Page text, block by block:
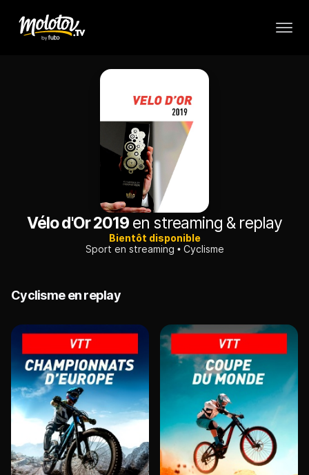
Vélo d'Or 2019 en streaming & replay
Bientôt disponible
Sport en streaming
Cyclisme
Cyclisme en replay